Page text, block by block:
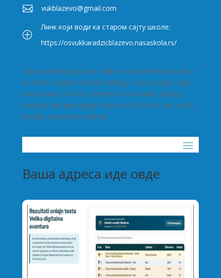
 vukblazevo@gmail.com
P
Линк који води ка старом сајту школе:
https://osvukkaradzicblazevo.nasaskola.rs/
Your content goes here. Edit or remove this text inline
or in the module Content settings. You can also style
every aspect of this content in the module Design
settings and even apply custom CSS to this text in the
module Advanced settings.
Ваша адреса иде овде